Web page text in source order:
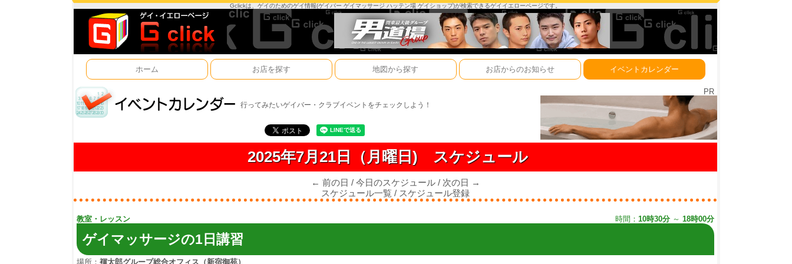
Gclickは、ゲイのためのゲイ情報(ゲイバー ゲイマッサージ ハッテン場 ゲイショップ)が検索できるゲイイエローページです。
ホーム お店を探す 地図から探す お店からのお知らせ イベントカレンダー
行ってみたいゲイバー・クラブイベントをチェックしよう！
PR
2025年7月21日（月曜日) スケジュール
← 前の日 / 今日のスケジュール/ 次の日 →
スケジュール一覧 / スケジュール登録
教室・レッスン 時間： 10時30分 ～ 18時00分
ゲイマッサージの1日講習
場所： 褌太郎グループ総合オフィス（新宿御苑）